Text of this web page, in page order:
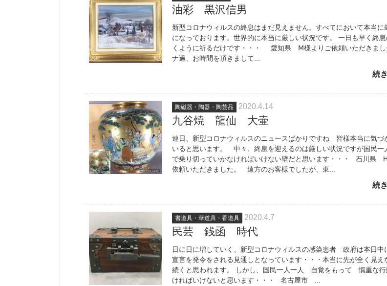
油彩 黒沢信男
新型コロナウィルスの終息はまだ見えません。すべてにおいて本当に
になっております。世界的に本当に厳しい状況です。 一日も早く終
くように祈るだけです・・・ 愛知県 Ⅿ様よりご依頼いただきまし
ナ過、お時間を頂きまして...
続
陶磁器・陶器・陶芸品 2020.4.14
九谷焼 龍仙 大壷
連日、新型コロナウィルスのニュースばかりですね 皆様本当に気づ
いると思います。 中々、終息を迎えるのは厳しい状況ですが国民一
で乗り切っていかなければいけない壁だと思います・・・ 石川県
依頼いただきました。 遠方のお客様でしたが、東...
続
書道具・華道具・香道具 2020.4.7
民芸 銭函 時代
日に日に増していく、新型コロナウィルスの感染患者 政府は本日中
宣言を発令をされる見通しとなっています・・・本当に先が全く見え
続くと思われます。 しかし、国民一人一人 自覚をもって 慎重な行
ければいけないと思います・・・ 名古屋市 ...